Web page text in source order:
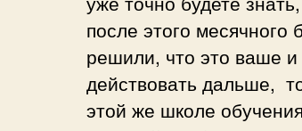
после этого месячного
решили, что это ваше и
действовать дальше,
этой же школе